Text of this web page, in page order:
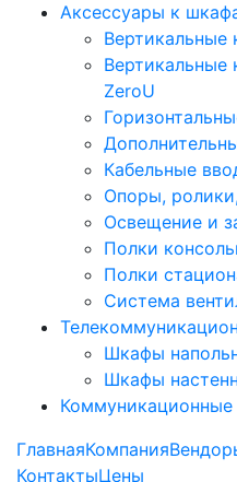
Аксессуары к
Вертикальные
Вертикальные
ZeroU
Кабельные
Опоры,
Освещение и
Полки
Полки
Система
Шкафы
Шкафы
ГлавнаяКомпания
КонтактыЦены